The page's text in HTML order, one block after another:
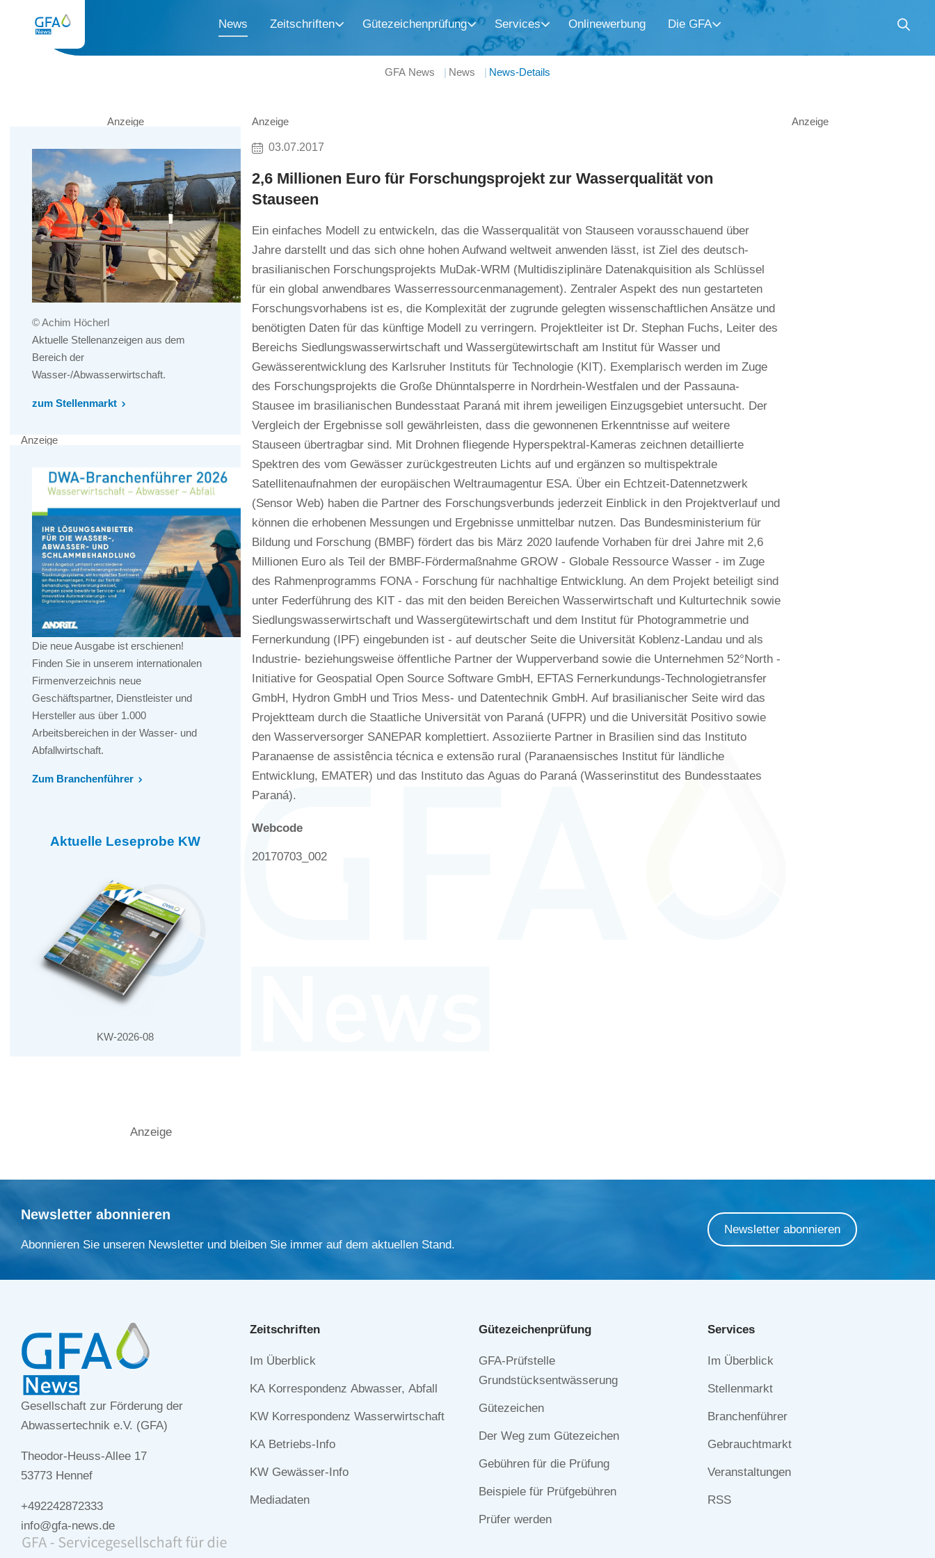
News Zeitschriften Gütezeichenprüfung Services Onlinewerbung Die GFA
GFA News News News-Details
Anzeige
03.07.2017
2,6 Millionen Euro für Forschungsprojekt zur Wasserqualität von
Stauseen
Ein einfaches Modell zu entwickeln, das die Wasserqualität von Stauseen vorausschauend über
Jahre darstellt und das sich ohne hohen Aufwand weltweit anwenden lässt, ist Ziel des deutsch-
brasilianischen Forschungsprojekts MuDak-WRM (Multidisziplinäre Datenakquisition als Schlüssel
für ein global anwendbares Wasserressourcenmanagement). Zentraler Aspekt des nun gestarteten
Forschungsvorhabens ist es, die Komplexität der zugrunde gelegten wissenschaftlichen Ansätze und
benötigten Daten für das künftige Modell zu verringern. Projektleiter ist Dr. Stephan Fuchs, Leiter des
Bereichs Siedlungswasserwirtschaft und Wassergütewirtschaft am Institut für Wasser und
Gewässerentwicklung des Karlsruher Instituts für Technologie (KIT). Exemplarisch werden im Zuge
des Forschungsprojekts die Große Dhünntalsperre in Nordrhein-Westfalen und der Passauna-
Stausee im brasilianischen Bundesstaat Paraná mit ihrem jeweiligen Einzugsgebiet untersucht. Der
Vergleich der Ergebnisse soll gewährleisten, dass die gewonnenen Erkenntnisse auf weitere
Stauseen übertragbar sind. Mit Drohnen fliegende Hyperspektral-Kameras zeichnen detaillierte
Spektren des vom Gewässer zurückgestreuten Lichts auf und ergänzen so multispektrale
Satellitenaufnahmen der europäischen Weltraumagentur ESA. Über ein Echtzeit-Datennetzwerk
(Sensor Web) haben die Partner des Forschungsverbunds jederzeit Einblick in den Projektverlauf und
können die erhobenen Messungen und Ergebnisse unmittelbar nutzen. Das Bundesministerium für
Bildung und Forschung (BMBF) fördert das bis März 2020 laufende Vorhaben für drei Jahre mit 2,6
Millionen Euro als Teil der BMBF-Fördermaßnahme GROW - Globale Ressource Wasser - im Zuge
des Rahmenprogramms FONA - Forschung für nachhaltige Entwicklung. An dem Projekt beteiligt sind
unter Federführung des KIT - das mit den beiden Bereichen Wasserwirtschaft und Kulturtechnik sowie
Siedlungswasserwirtschaft und Wassergütewirtschaft und dem Institut für Photogrammetrie und
Fernerkundung (IPF) eingebunden ist - auf deutscher Seite die Universität Koblenz-Landau und als
Industrie- beziehungsweise öffentliche Partner der Wupperverband sowie die Unternehmen 52°North -
Initiative for Geospatial Open Source Software GmbH, EFTAS Fernerkundungs-Technologietransfer
GmbH, Hydron GmbH und Trios Mess- und Datentechnik GmbH. Auf brasilianischer Seite wird das
Projektteam durch die Staatliche Universität von Paraná (UFPR) und die Universität Positivo sowie
den Wasserversorger SANEPAR komplettiert. Assoziierte Partner in Brasilien sind das Instituto
Paranaense de assistência técnica e extensão rural (Paranaensisches Institut für ländliche
Entwicklung, EMATER) und das Instituto das Aguas do Paraná (Wasserinstitut des Bundesstaates
Paraná).
Webcode
20170703_002
Anzeige
© Achim Höcherl
Aktuelle Stellenanzeigen aus dem
Bereich der
Wasser-/Abwasserwirtschaft.
zum Stellenmarkt
Anzeige
Die neue Ausgabe ist erschienen!
Finden Sie in unserem internationalen
Firmenverzeichnis neue
Geschäftspartner, Dienstleister und
Hersteller aus über 1.000
Arbeitsbereichen in der Wasser- und
Abfallwirtschaft.
Zum Branchenführer
Aktuelle Leseprobe KW
KW-2026-08
Anzeige
Anzeige
Newsletter abonnieren
Abonnieren Sie unseren Newsletter und bleiben Sie immer auf dem aktuellen Stand.
Newsletter abonnieren
Gesellschaft zur Förderung der
Abwassertechnik e.V. (GFA)
Theodor-Heuss-Allee 17
53773 Hennef
+492242872333
info@gfa-news.de
Zeitschriften
Navigation
Im Überblick
KA Korrespondenz Abwasser, Abfall
KW Korrespondenz Wasserwirtschaft
KA Betriebs-Info
KW Gewässer-Info
Mediadaten
Gütezeichen­prüfung
Navigation
überspringen
GFA-Prüfstelle
Grundstücksentwässerung
Gütezeichen
Der Weg zum Gütezeichen
Gebühren für die Prüfung
Beispiele für Prüfgebühren
Prüfer werden
Services
Navigation
Im Überblick
Stellenmarkt
Branchenführer
Gebrauchtmarkt
Veranstaltungen
RSS